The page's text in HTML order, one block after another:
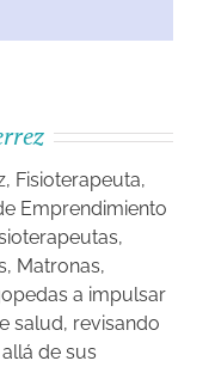
Fisioterapeuta,
Emprendimiento
Matronas,
a impulsar
salud, revisando
de sus